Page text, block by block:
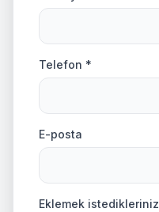
Telefon *
E-posta
Eklemek istedikleriniz